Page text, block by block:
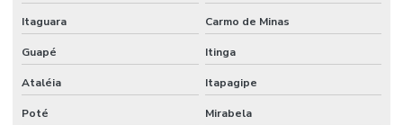
Serviços de gestão de ativos industriais
Serviços de manutenção industrial e corporativa
Serviços de manutenção preventiva industrial
Itaguara Carmo de Minas
Guapé Itinga
Ataléia Itapagipe
Poté Mirabela